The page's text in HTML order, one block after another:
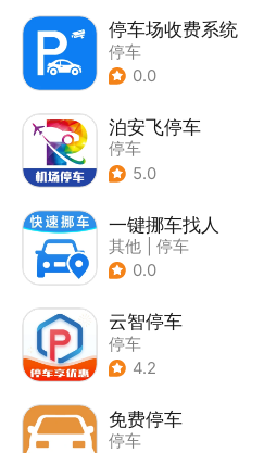
停车场收费系统
停车
0.0
泊安飞停车
停车
5.0
一键挪车找人
其他
停车
0.0
云智停车
停车
4.2
免费停车
停车